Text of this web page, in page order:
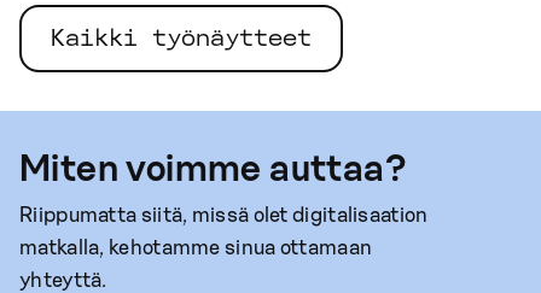
Kaikki työnäytteet
Miten voimme auttaa?
Riippumatta siitä, missä olet digitalisaation
matkalla, kehotamme sinua ottamaan
yhteyttä.